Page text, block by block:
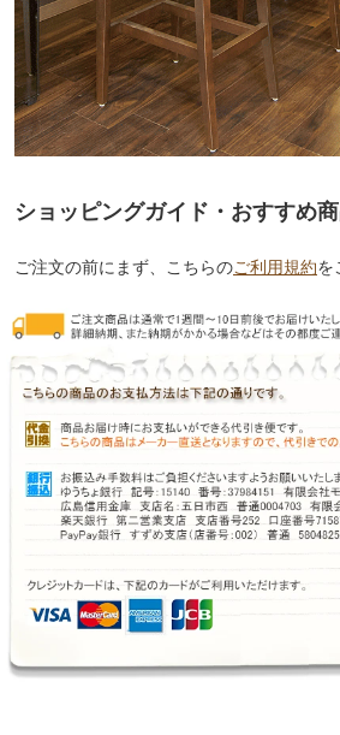
ショッピングガイド・おすすめ
ご注文の前にまず、こちらのご利用規約を